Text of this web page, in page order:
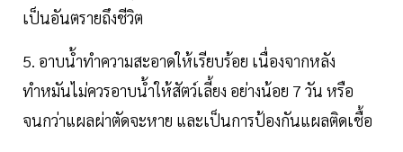
เป็นอันตรายถึงชีวิต
5. อาบน้ำทำความสะอาดให้เรียบร้อย เนื่องจากหลัง
ทำหมันไม่ควรอาบน้ำให้สัตว์เลี้ยง อย่างน้อย 7 วัน หรือ
จนกว่าแผลผ่าตัดจะหาย และเป็นการป้องกันแผลติดเชื้อ